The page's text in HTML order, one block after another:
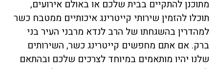
מתוכנן להתקיים בבית שלכם או באולם אירועים,
תוכלו להזמין שירותי קייטרינג איכותיים ממטבח כשר
למהדרין בהשגחתו של הרב לנדא מרבני העיר בני
ברק. אם אתם מחפשים קייטרינג כשר, השירותים
שלנו יהיו מותאמים במיוחד לצרכים שלכם ובהתאם